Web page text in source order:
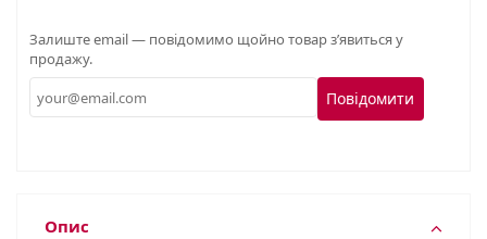
Залиште email — повідомимо щойно товар з’явиться у
продажу.
Повідомити
Опис